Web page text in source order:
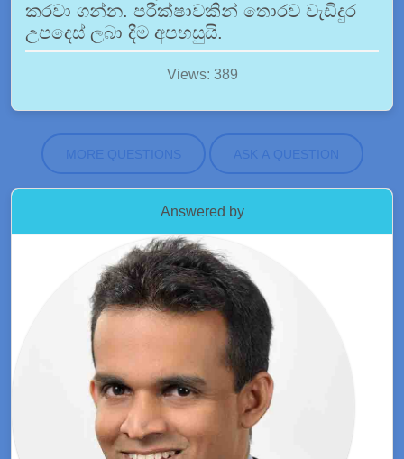
කරවා ගන්න. පරීක්ෂාවකින් තොරව වැඩිදුර
උපදෙස් ලබා දීම අපහසුයි.
Views: 389
MORE QUESTIONS ASK A QUESTION
Answered by